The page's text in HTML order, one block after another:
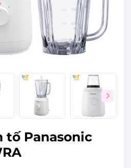
tố Panasonic